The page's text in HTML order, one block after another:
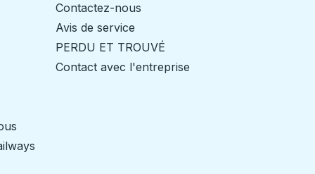
Contactez-nous
Avis de service
PERDU ET TROUVÉ
Contact avec l'entreprise